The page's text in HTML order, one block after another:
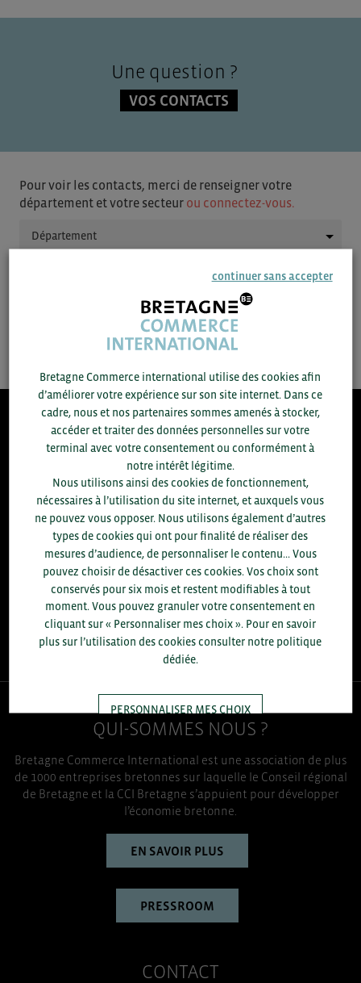
Une question ?
VOS CONTACTS
Pour voir les contacts, merci de renseigner votre
département et votre secteur ou connectez-vous.
SAUVEGARDER
8.300
ACCOMPAGNEMENTS RÉALISÉS EN 2025
développement commercial, conseils réglementaires, réunions
+1.700 ENTREPRISES DIFFÉRENTES
accompagnées par notre équipe en 2025
96 % D'ENTREPRISES SATISFAITES
enquête réalisée auprès de 300 entreprises
QUI-SOMMES NOUS ?
Bretagne Commerce International est une association de plus
de 1000 entreprises bretonnes sur laquelle le Conseil régional
de Bretagne et la CCI Bretagne s’appuient pour développer
l’économie bretonne.
EN SAVOIR PLUS
PRESSROOM
CONTACT
continuer sans accepter
Bretagne Commerce international utilise des cookies afin
d’améliorer votre expérience sur son site internet. Dans ce
cadre, nous et nos partenaires sommes amenés à stocker,
accéder et traiter des données personnelles sur votre
terminal avec votre consentement ou conformément à
notre intérêt légitime.
Nous utilisons ainsi des cookies de fonctionnement,
nécessaires à l’utilisation du site internet, et auxquels vous
ne pouvez vous opposer. Nous utilisons également d’autres
types de cookies qui ont pour finalité de réaliser des
mesures d’audience, de personnaliser le contenu... Vous
pouvez choisir de désactiver ces cookies. Vos choix sont
conservés pour six mois et restent modifiables à tout
moment. Vous pouvez granuler votre consentement en
cliquant sur « Personnaliser mes choix ». Pour en savoir
plus sur l’utilisation des cookies consulter notre politique
dédiée.
PERSONNALISER MES CHOIX
TOUT ACCEPTER